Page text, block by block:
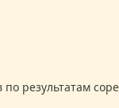
результатам